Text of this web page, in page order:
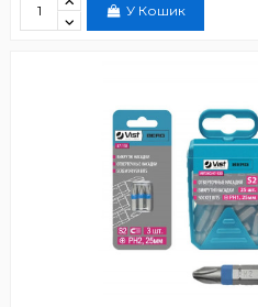
У Кошик